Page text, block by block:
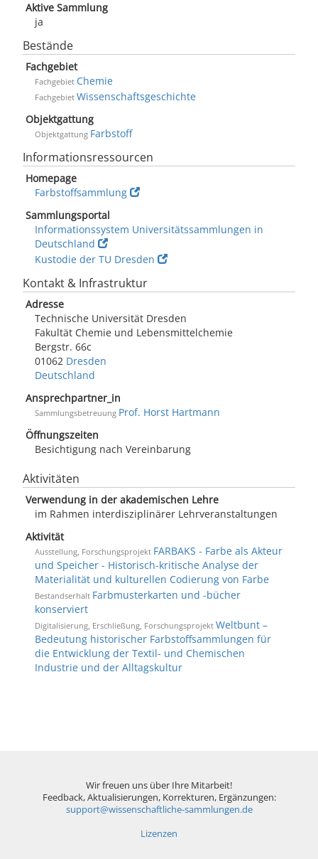
Aktive Sammlung
ja
Bestände
Fachgebiet
Fachgebiet Chemie
Fachgebiet Wissenschaftsgeschichte
Objektgattung
Objektgattung Farbstoff
Informationsressourcen
Homepage
Farbstoffsammlung
Sammlungsportal
Informationssystem Universitätssammlungen in
Deutschland
Kustodie der TU Dresden
Kontakt & Infrastruktur
Adresse
Technische Universität Dresden
Fakultät Chemie und Lebensmittelchemie
Bergstr. 66c
01062 Dresden
Deutschland
Ansprechpartner_in
Sammlungsbetreuung Prof. Horst Hartmann
Öffnungszeiten
Besichtigung nach Vereinbarung
Aktivitäten
Verwendung in der akademischen Lehre
im Rahmen interdisziplinärer Lehrveranstaltungen
Aktivität
Ausstellung, Forschungsprojekt FARBAKS - Farbe als Akteur
und Speicher - Historisch-kritische Analyse der
Materialität und kulturellen Codierung von Farbe
Bestandserhalt Farbmusterkarten und -bücher
konserviert
Digitalisierung, Erschließung, Forschungsprojekt Weltbunt –
Bedeutung historischer Farbstoffsammlungen für
die Entwicklung der Textil- und Chemischen
Industrie und der Alltagskultur
Wir freuen uns über Ihre Mitarbeit!
Feedback, Aktualisierungen, Korrekturen, Ergänzungen:
support@wissenschaftliche-sammlungen.de
Lizenzen